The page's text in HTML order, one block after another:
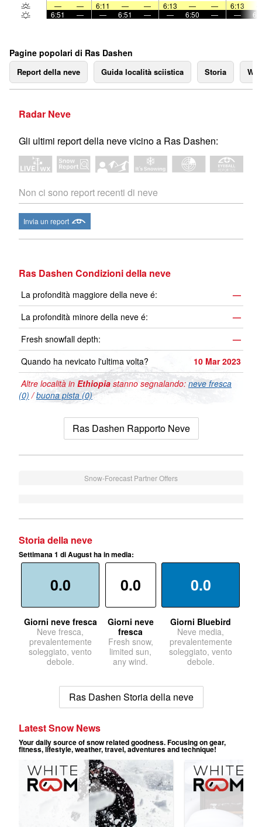
—
— 6:11 — — 6:13 — — 6:13
6:51
— — 6:51 — — 6:50 — —
Pagine popolari di Ras Dashen
Report della neve Guida località sciistica Storia
Radar Neve
Gli ultimi report della neve vicino a Ras Dashen:
Non ci sono report recenti di neve
Invia un report
Ras Dashen Condizioni della neve
La profondità maggiore della neve é:
—
La profondità minore della neve é:
—
Fresh snowfall depth:
—
Quando ha nevicato l'ultima volta?
10 Mar 2023
Altre località in Ethiopia stanno segnalando: neve fresca
(0) /buona pista (0)
Ras Dashen Rapporto Neve
Snow-Forecast Partner Offers
Storia della neve
Settimana 1 di August ha in media:
0.0
Giorni neve fresca
Neve fresca,
prevalentemente
soleggiato, vento
debole.
0.0
Giorni neve
fresca
Fresh snow,
limited sun,
any wind.
0.0
Giorni Bluebird
Neve media,
prevalentemente
soleggiato, vento
debole.
Ras Dashen Storia della neve